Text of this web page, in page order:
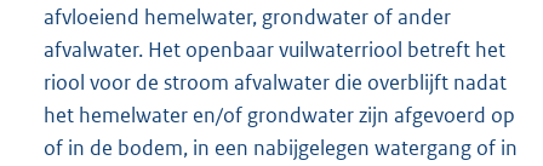
afvloeiend hemelwater, grondwater of ander
afvalwater. Het openbaar vuilwaterriool betreft het
riool voor de stroom afvalwater die overblijft nadat
het hemelwater en/of grondwater zijn afgevoerd op
of in de bodem, in een nabijgelegen watergang of in